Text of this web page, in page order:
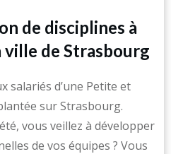
de disciplines à
de Strasbourg
salariés d’une Petite et
sur Strasbourg.
vous veillez à développer
de vos équipes ? Vous